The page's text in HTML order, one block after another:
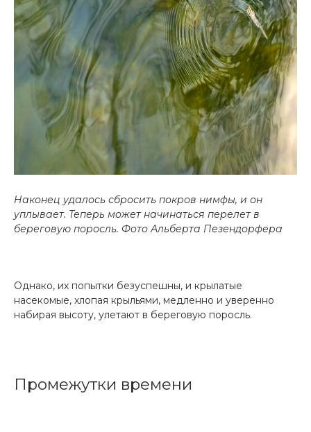
Наконец удалось сбросить покров нимфы, и он
уплывает. Теперь может начинаться перелет в
береговую поросль. Фото Альберта Пезендорфера
Однако, их попытки безуспешны, и крылатые
насекомые, хлопая крыльями, медленно и уверенно
набирая высоту, улетают в береговую поросль.
Промежутки времени